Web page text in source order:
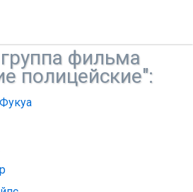
фильма
полицейские":